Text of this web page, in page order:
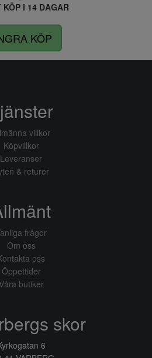
KÖP I 14 DAGAR
KÖP
villkor
Köpvillkor
Leveranser
& returer
frågor
Om oss
oss
Öppettider
butiker
skor
6